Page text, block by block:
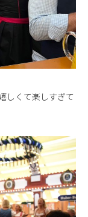
しくて楽しすぎて